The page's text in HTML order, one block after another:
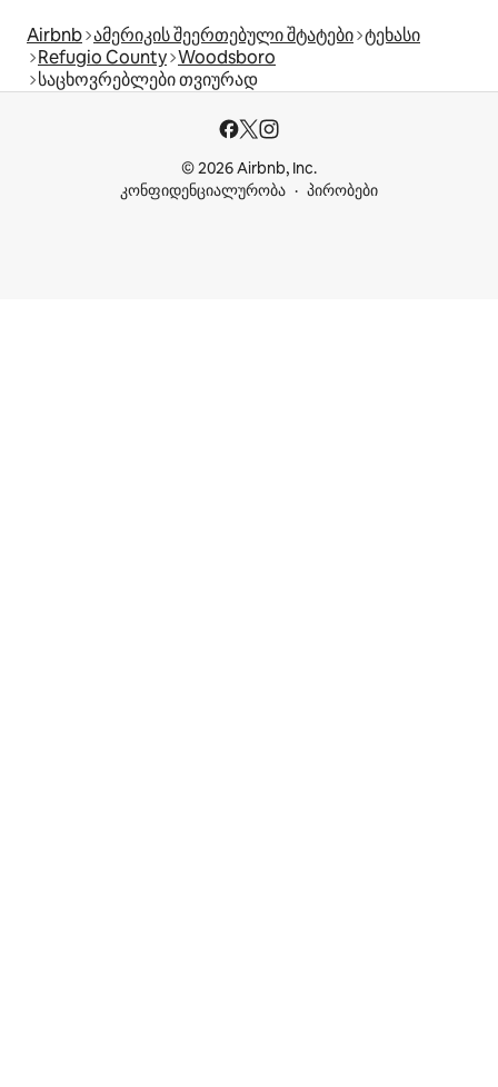
Airbnb ამერიკის შეერთებული შტატები ტეხასი
Refugio County Woodsboro
საცხოვრებლები თვიურად
© 2026 Airbnb, Inc.
კონფიდენციალურობა
პირობები